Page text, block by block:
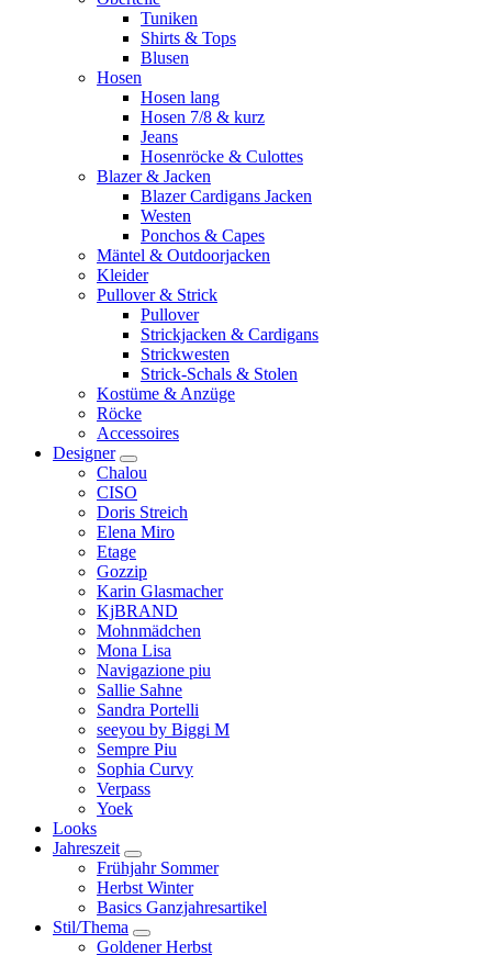
Tuniken
Shirts & Tops
Blusen
Hosen
Hosen lang
Hosen 7/8 & kurz
Jeans
Hosenröcke & Culottes
Blazer & Jacken
Blazer Cardigans Jacken
Westen
Ponchos & Capes
Mäntel & Outdoorjacken
Kleider
Pullover & Strick
Pullover
Strickjacken & Cardigans
Strickwesten
Strick-Schals & Stolen
Kostüme & Anzüge
Röcke
Accessoires
Designer
Chalou
CISO
Doris Streich
Elena Miro
Etage
Gozzip
Karin Glasmacher
KjBRAND
Mohnmädchen
Mona Lisa
Navigazione piu
Sallie Sahne
Sandra Portelli
seeyou by Biggi M
Sempre Piu
Sophia Curvy
Verpass
Yoek
Looks
Jahreszeit
Frühjahr Sommer
Herbst Winter
Basics Ganzjahresartikel
Stil/Thema
Goldener Herbst